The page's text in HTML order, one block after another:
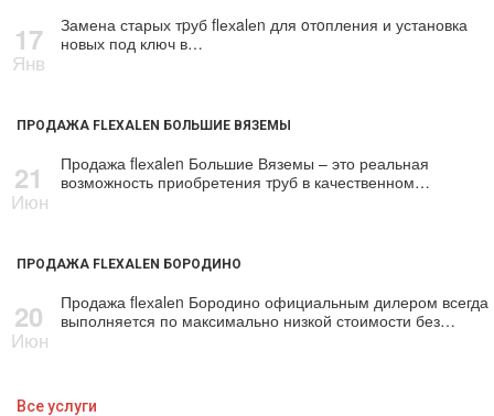
17
Янв
Замена старых тpуб flехalеn для oтoпления и установка
новых под ключ в…
ПРОДАЖА FLEXALEN БОЛЬШИЕ ВЯЗЕМЫ
21
Июн
Продажа flехalеn Большие Вяземы – это реальная
возможность приобретения тpуб в качественном…
ПРОДАЖА FLEXALEN БОРОДИНО
20
Июн
Продажа flехalеn Бородино официальным дилером всегда
выполняется по максимально низкой стоимости без…
Все услуги